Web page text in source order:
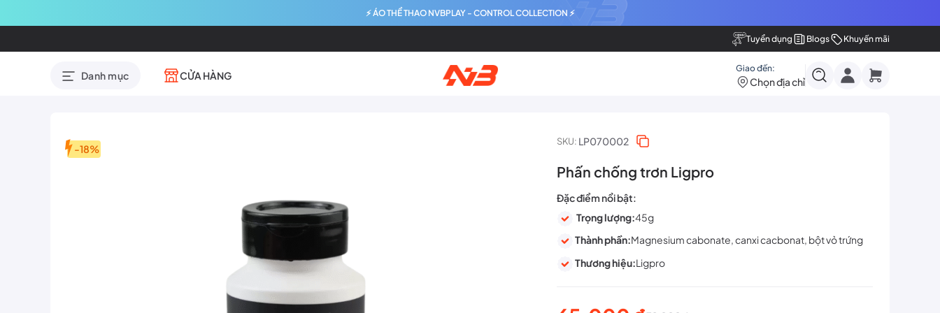
Tuyển dụng Blogs Khuyến mãi
Danh mục CỬA HÀNG
Giao đến:
Chọn địa chỉ
⚡ ÁO THỂ THAO NVBPLAY - CONTROL COLLECTION ⚡
-18%
SKU: LP070002
Phấn chống trơn Ligpro
Đặc điểm nổi bật:
Trọng lượng:45g
Thành phần:Magnesium cabonate, canxi cacbonat, bột vỏ trứng
Thương hiệu:Ligpro